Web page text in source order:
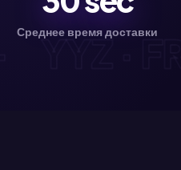
· YYZ ·
Среднее время доставки